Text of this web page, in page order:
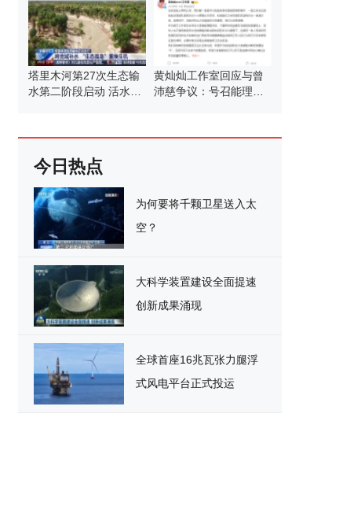
塔里木河第27次生态输
水第二阶段启动 活水滋
黄灿灿工作室回应与曾
沛慈争议：号召能理智
今日热点
为何要将千颗卫星送入太
空？
大科学装置建设全面提速
创新成果涌现
全球首座16兆瓦张力腿浮
式风电平台正式投运